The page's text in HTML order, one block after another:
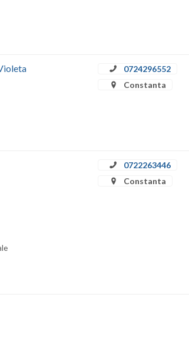
0724296552
Constanta
0722263446
Constanta